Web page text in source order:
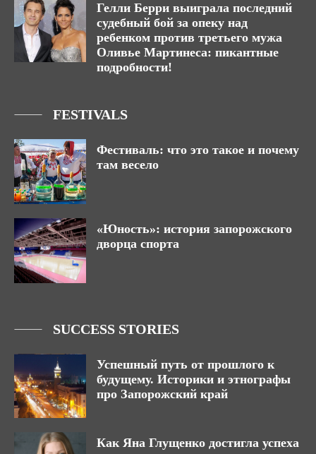
Гелли Берри выиграла последний
судебный бой за опеку над
ребенком против третьего мужа
Оливье Мартинеса: пикантные
подробности!
FESTIVALS
Фестиваль: что это такое и почему
там весело
«Юность»: история запорожского
дворца спорта
SUCCESS STORIES
Успешный путь от прошлого к
будущему. Историки и этнографы
про Запорожский край
Как Яна Глущенко достигла успеха